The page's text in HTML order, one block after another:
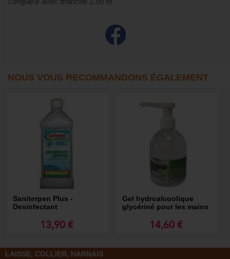
NOUS VOUS RECOMMANDONS ÉGALEMENT
Saniterpen Plus -
Desinfectant
13,90 €
Gel hydroalcoolique
glycériné pour les mains
14,60 €
LAISSE, COLLIER, HARNAIS